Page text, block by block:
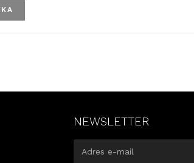
NEWSLETTER